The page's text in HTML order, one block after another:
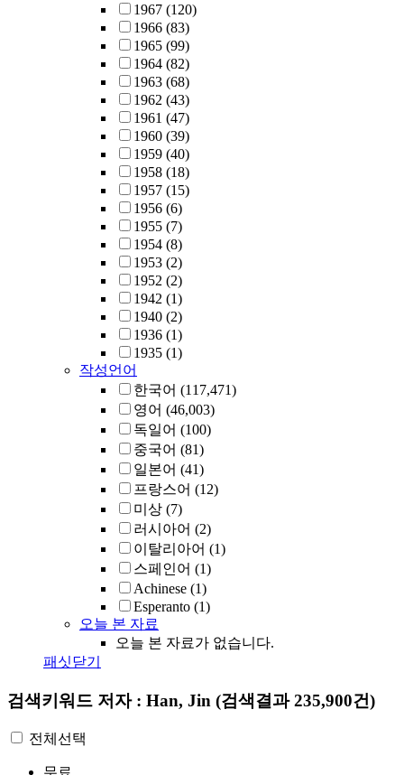
1967 (120)
1966 (83)
1965 (99)
1964 (82)
1963 (68)
1962 (43)
1961 (47)
1960 (39)
1959 (40)
1958 (18)
1957 (15)
1956 (6)
1955 (7)
1954 (8)
1953 (2)
1952 (2)
1942 (1)
1940 (2)
1936 (1)
1935 (1)
작성언어
한국어 (117,471)
영어 (46,003)
독일어 (100)
중국어 (81)
일본어 (41)
프랑스어 (12)
미상 (7)
러시아어 (2)
이탈리아어 (1)
스페인어 (1)
Achinese (1)
Esperanto (1)
오늘 본 자료
오늘 본 자료가 없습니다.
패싯닫기
검색키워드 저자 : Han, Jin (검색결과 235,900건)
전체선택